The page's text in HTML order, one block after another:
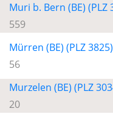
Muri b. Bern (BE) (PLZ
559
Mürren (BE) (PLZ 3825)
56
Murzelen (BE) (PLZ
20